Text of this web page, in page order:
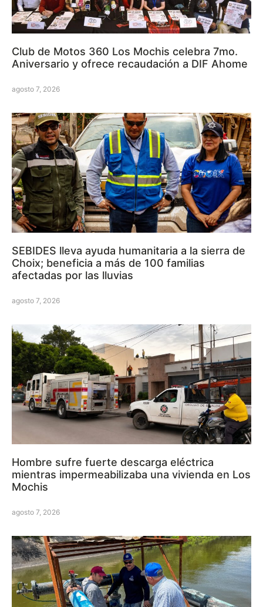
Club de Motos 360 Los Mochis celebra 7mo.
Aniversario y ofrece recaudación a DIF Ahome
agosto 7, 2026
SEBIDES lleva ayuda humanitaria a la sierra de
Choix; beneficia a más de 100 familias
afectadas por las lluvias
agosto 7, 2026
Hombre sufre fuerte descarga eléctrica
mientras impermeabilizaba una vivienda en Los
Mochis
agosto 7, 2026